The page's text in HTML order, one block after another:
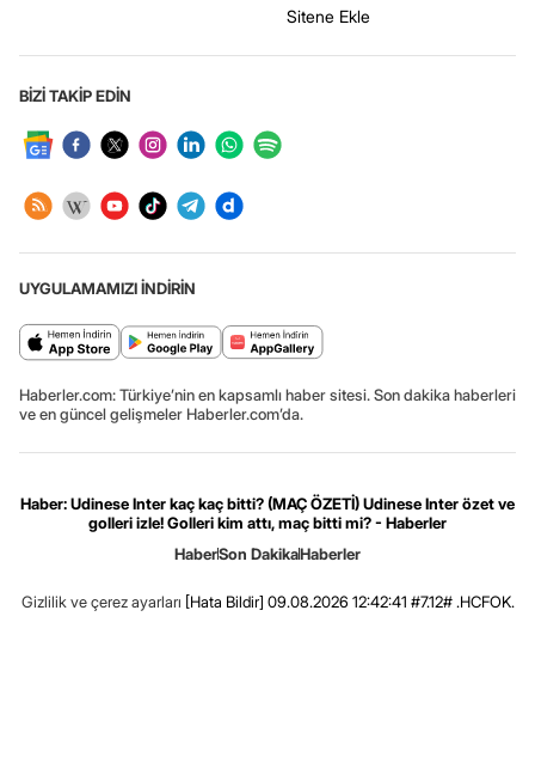
Sitene Ekle
BİZİ TAKİP EDİN
UYGULAMAMIZI İNDİRİN
Haberler.com: Türkiye’nin en kapsamlı haber sitesi. Son dakika haberleri
ve en güncel gelişmeler Haberler.com’da.
Haber: Udinese Inter kaç kaç bitti? (MAÇ ÖZETİ) Udinese Inter özet ve
golleri izle! Golleri kim attı, maç bitti mi? - Haberler
HaberSon DakikaHaberler
Gizlilik ve çerez ayarları [Hata Bildir] 09.08.2026 12:42:41 #7.12# .HCFOK.